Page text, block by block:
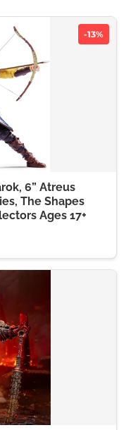
-13%
6” Atreus
The Shapes
Ages 17+